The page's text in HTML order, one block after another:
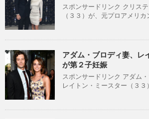
スポンサードリンク クリス
（３３）が、元プロアメリカ
アダム・ブロディ妻、レ
が第２子妊娠
スポンサードリンク アダム
レイトン・ミースター（３３